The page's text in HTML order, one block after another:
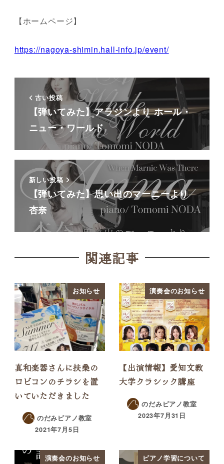
【ホームページ】
https://nagoya-shimin.hall-info.jp/event/
古い投稿
【弾いてみた】アラジンより ホール・
ニュー・ワールド
新しい投稿
【弾いてみた】思い出のマーニーより
杏奈
関連記事
お知らせ
真和楽器さんに扶桑の
ロビコンのチラシを置
いていただきました
のだみピアノ教室
2021年7月5日
演奏会のお知らせ
【出演情報】愛知文教
大学クラシック講座
のだみピアノ教室
2023年7月31日
演奏会のお知らせ ピアノ学習について